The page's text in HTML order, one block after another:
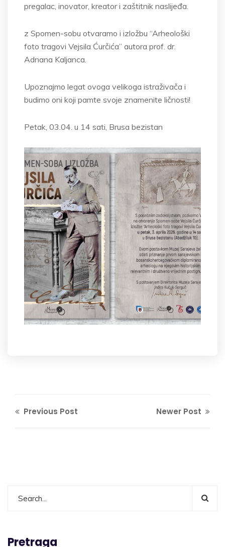
pregalac, inovator, kreator i zaštitnik naslijeđa.
z Spomen-sobu otvaramo i izložbu “Arheološki
foto tragovi Vejsila Ćurčića” autora prof. dr.
Adnana Kaljanca.
Upoznajmo legat ovoga velikoga istraživača i
budimo oni koji pamte svoje znamenite ličnosti!
Petak, 03.04. u 14 sati, Brusa bezistan
Previous Post Newer Post
Pretraga